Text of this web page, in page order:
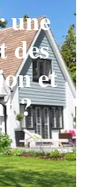
une
des
et
?